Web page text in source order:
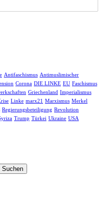
Antifaschismus Antimuslimischer
Corona DIE LINKE EU Faschismus
Griechenland Imperialismus
Linke marx21 Marxismus Merkel
Regierungsbeteiligung Revolution
Trump Türkei Ukraine USA
Suchen